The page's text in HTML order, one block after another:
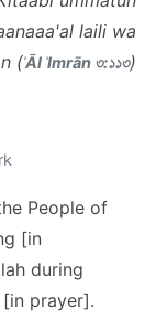
laili wa
(ʾĀl ʿImrān ৩:১১৩)
People of
[in
during
prayer].